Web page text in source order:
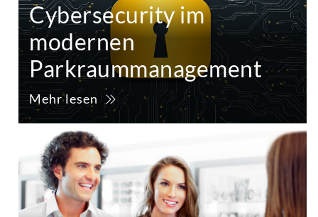
Cybersecurity im
modernen
Parkraummanagement
Mehr lesen